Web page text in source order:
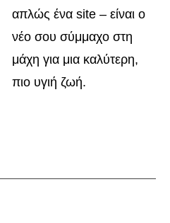
απλώς ένα site – είναι ο
νέο σου σύμμαχο στη
μάχη για μια καλύτερη,
πιο υγιή ζωή.